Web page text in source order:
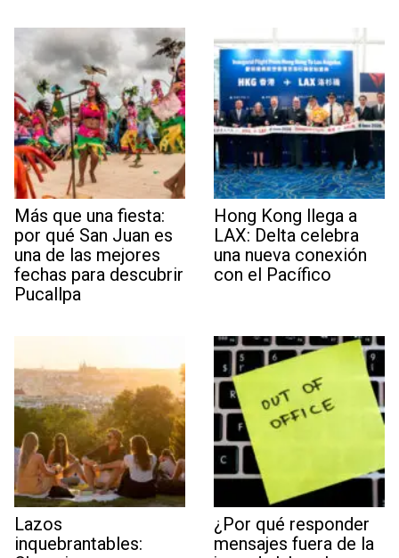
Más que una fiesta:
por qué San Juan es
una de las mejores
fechas para descubrir
Pucallpa
Hong Kong llega a
LAX: Delta celebra
una nueva conexión
con el Pacífico
Lazos
inquebrantables:
¿Por qué responder
mensajes fuera de la